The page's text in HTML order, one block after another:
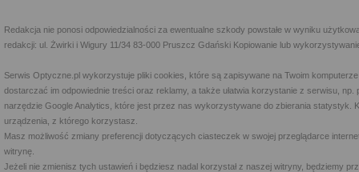
Redakcja nie ponosi odpowiedzialności za ewentualne szkody powstałe w wyniku
redakcji: ul. Żwirki i Wigury 11/34 83-000 Pruszcz Gdański Kopiowanie lub
Serwis Optyczne.pl wykorzystuje pliki cookies, które są zapisywane na Twoim
dostarczać im odpowiednie treści oraz reklamy, a także ułatwia korzystanie z serwisu,
narzędzie Google Analytics, które jest przez nas wykorzystywane do zbierania statystyk.
urządzenia, z którego korzystasz.
Masz możliwość zmiany preferencji dotyczących ciasteczek w swojej przeglądarce
witrynę.
Jeżeli nie zmienisz tych ustawień i będziesz nadal korzystał z naszej witryny, będziemy